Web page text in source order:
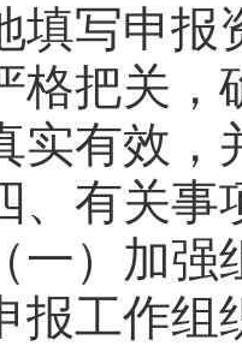
填写申报
格把关，
实有效，
有关事
加强组
报工作组